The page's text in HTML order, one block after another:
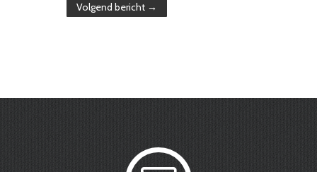
Volgend bericht →